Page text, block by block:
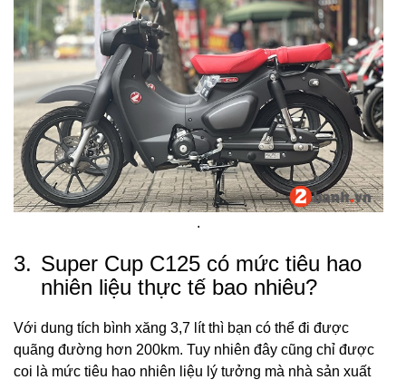
.
3. Super Cup C125 có mức tiêu hao
nhiên liệu thực tế bao nhiêu?
Với dung tích bình xăng 3,7 lít thì bạn có thể đi được
quãng đường hơn 200km. Tuy nhiên đây cũng chỉ được
coi là mức tiêu hao nhiên liệu lý tưởng mà nhà sản xuất